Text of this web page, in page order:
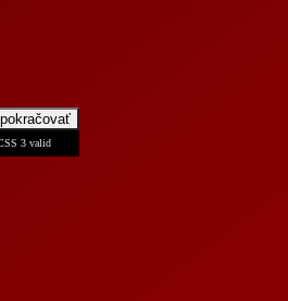
3 valid